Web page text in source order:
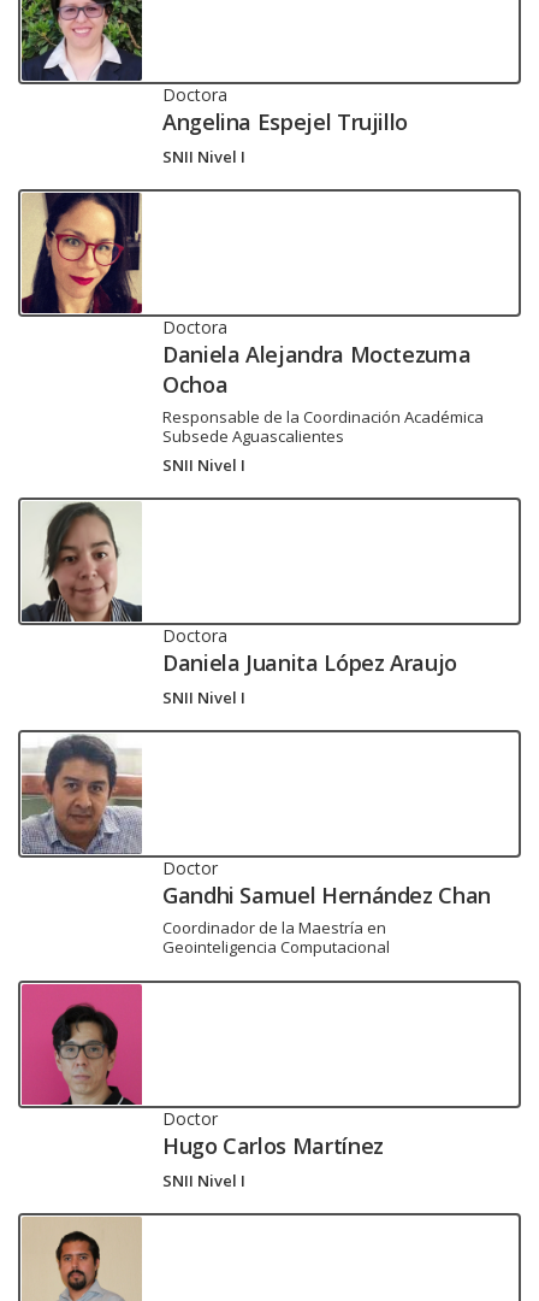
Doctora
Angelina Espejel Trujillo
SNII Nivel I
Doctora
Daniela Alejandra Moctezuma
Ochoa
Responsable de la Coordinación Académica
Subsede Aguascalientes
SNII Nivel I
Doctora
Daniela Juanita López Araujo
SNII Nivel I
Doctor
Gandhi Samuel Hernández Chan
Coordinador de la Maestría en
Geointeligencia Computacional
Doctor
Hugo Carlos Martínez
SNII Nivel I